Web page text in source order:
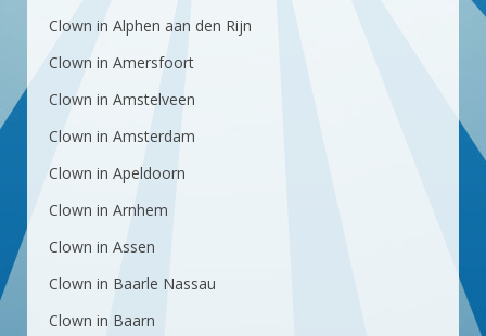
Clown in Alphen aan den Rijn
Clown in Amersfoort
Clown in Amstelveen
Clown in Amsterdam
Clown in Apeldoorn
Clown in Arnhem
Clown in Assen
Clown in Baarle Nassau
Clown in Baarn